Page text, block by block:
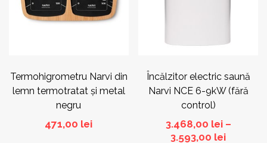
Termohigrometru Narvi din
lemn termotratat și metal
negru
471,00 lei
Încălzitor electric saună
Narvi NCE 6-9kW (fără
control)
3.468,00 lei –
3.593,00 leiInterval
pagina
produsului.